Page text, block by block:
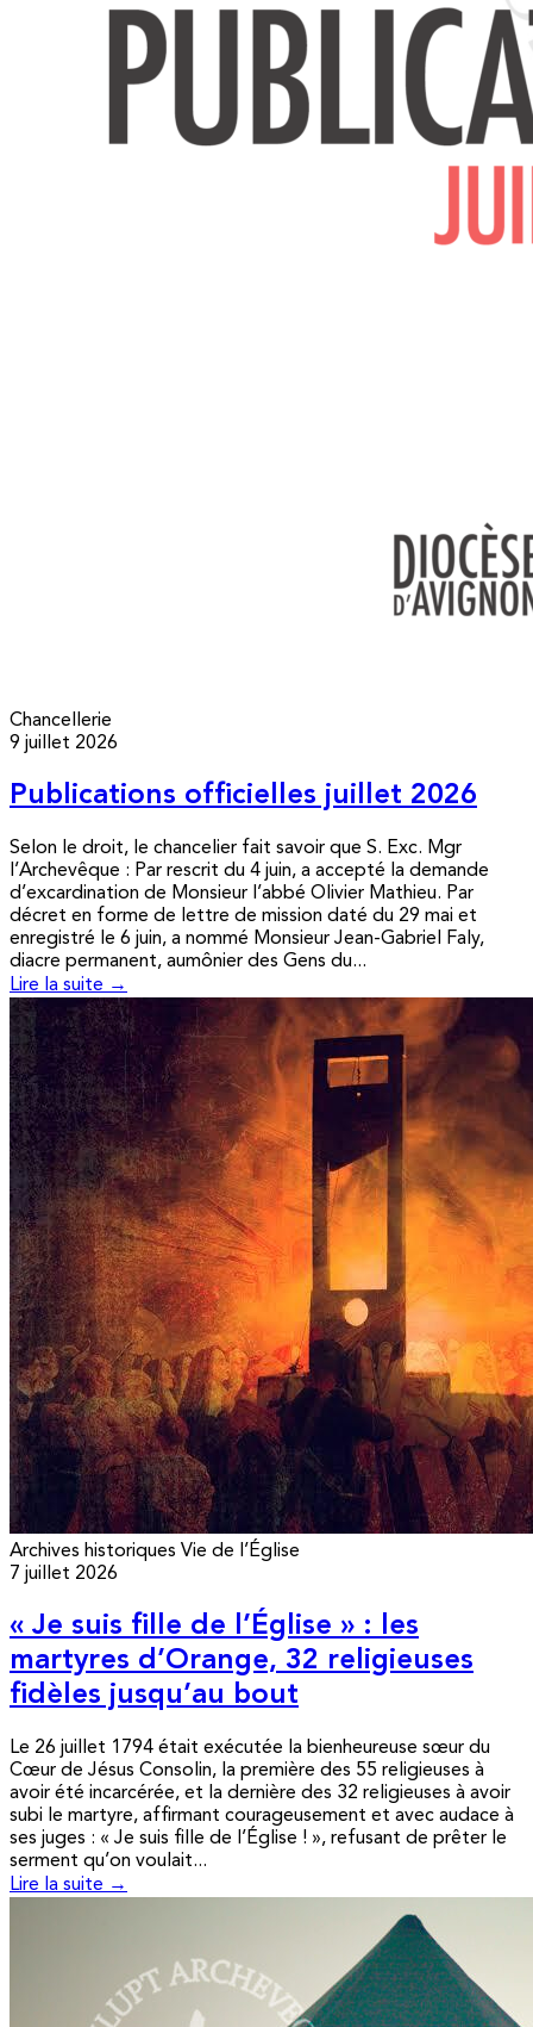
Chancellerie
9 juillet 2026
Publications officielles juillet 2026
Selon le droit, le chancelier fait savoir que S. Exc. Mgr
l’Archevêque : Par rescrit du 4 juin, a accepté la demande
d’excardination de Monsieur l’abbé Olivier Mathieu. Par
décret en forme de lettre de mission daté du 29 mai et
enregistré le 6 juin, a nommé Monsieur Jean-Gabriel Faly,
diacre permanent, aumônier des Gens du...
Lire la suite →
Archives historiques Vie de l’Église
7 juillet 2026
« Je suis fille de l’Église » : les
martyres d’Orange, 32 religieuses
fidèles jusqu’au bout
Le 26 juillet 1794 était exécutée la bienheureuse sœur du
Cœur de Jésus Consolin, la première des 55 religieuses à
avoir été incarcérée, et la dernière des 32 religieuses à avoir
subi le martyre, affirmant courageusement et avec audace à
ses juges : « Je suis fille de l’Église ! », refusant de prêter le
serment qu’on voulait...
Lire la suite →